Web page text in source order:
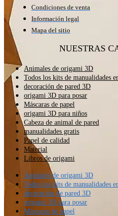
Condiciones de venta
Información legal
Mapa del sitio
NUESTRAS
Animales de origami 3D
Todos los kits de manualidades
decoración de pared 3D
origami 3D para posar
Máscaras de papel
origami 3D para niños
Cabeza de animal de pared
manualidades gratis
Papel de calidad
Material
Libros de origami
Animales de origami 3D
Todos los kits de manualidades
decoración de pared 3D
origami 3D para posar
Máscaras de papel